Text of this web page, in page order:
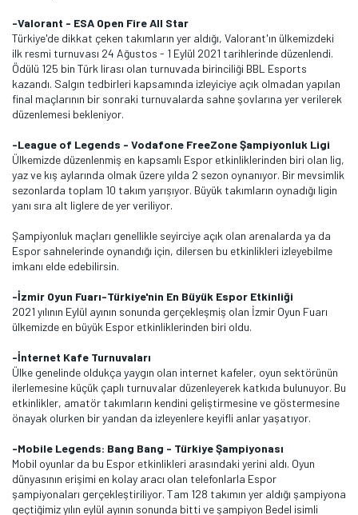
-Valorant - ESA Open Fire All Star
Türkiye'de dikkat çeken takımların yer aldığı, Valorant'ın ülkemizdeki
ilk resmi turnuvası 24 Ağustos - 1 Eylül 2021 tarihlerinde düzenlendi.
Ödülü 125 bin Türk lirası olan turnuvada birinciliği BBL Esports
kazandı. Salgın tedbirleri kapsamında izleyiciye açık olmadan yapılan
final maçlarının bir sonraki turnuvalarda sahne şovlarına yer verilerek
düzenlemesi bekleniyor.
-League of Legends - Vodafone FreeZone Şampiyonluk Ligi
Ülkemizde düzenlenmiş en kapsamlı Espor etkinliklerinden biri olan lig,
yaz ve kış aylarında olmak üzere yılda 2 sezon oynanıyor. Bir mevsimlik
sezonlarda toplam 10 takım yarışıyor. Büyük takımların oynadığı ligin
yanı sıra alt liglere de yer veriliyor.
Şampiyonluk maçları genellikle seyirciye açık olan arenalarda ya da
Espor sahnelerinde oynandığı için, dilersen bu etkinlikleri izleyebilme
imkanı elde edebilirsin.
-İzmir Oyun Fuarı-Türkiye'nin En Büyük Espor Etkinliği
2021 yılının Eylül ayının sonunda gerçekleşmiş olan İzmir Oyun Fuarı
ülkemizde en büyük Espor etkinliklerinden biri oldu.
-İnternet Kafe Turnuvaları
Ülke genelinde oldukça yaygın olan internet kafeler, oyun sektörünün
ilerlemesine küçük çaplı turnuvalar düzenleyerek katkıda bulunuyor. Bu
etkinlikler, amatör takımların kendini geliştirmesine ve göstermesine
önayak olurken bir yandan da izleyenlere keyifli anlar yaşatıyor.
-Mobile Legends: Bang Bang - Türkiye Şampiyonası
Mobil oyunlar da bu Espor etkinlikleri arasındaki yerini aldı. Oyun
dünyasının erişimi en kolay aracı olan telefonlarla Espor
şampiyonaları gerçekleştiriliyor. Tam 128 takımın yer aldığı şampiyona
geçtiğimiz yılın eylül ayının sonunda bitti ve şampiyon Bedel isimli